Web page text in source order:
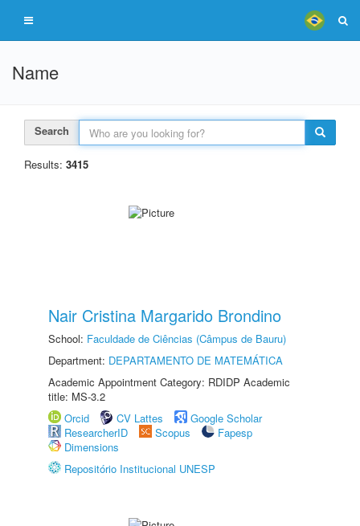
Name
Search
Results: 3415
Nair Cristina Margarido Brondino
School: Faculdade de Ciências (Câmpus de Bauru)
Department: DEPARTAMENTO DE MATEMÁTICA
Academic Appointment Category: RDIDP Academic
title: MS-3.2
Orcid
CV Lattes
Google Scholar
ResearcherID
Scopus
Fapesp
Dimensions
Repositório Institucional UNESP